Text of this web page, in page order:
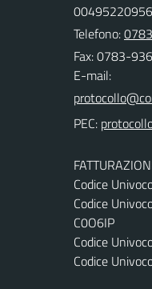
00495220956
Telefono:
Fax: 0783-
E-mail:
PEC:
Codice
Codice
C0O6IP
Codice
Codice